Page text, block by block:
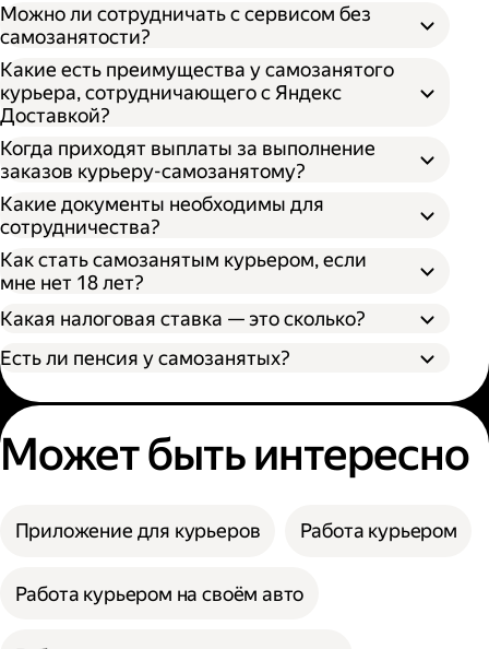
Можно ли сотрудничать с сервисом без
самозанятости?
Какие есть преимущества у самозанятого
курьера, сотрудничающего с Яндекс
Доставкой?
Когда приходят выплаты за выполнение
заказов курьеру-самозанятому?
Какие документы необходимы для
сотрудничества?
Как стать самозанятым курьером, если
мне нет 18 лет?
Какая налоговая ставка — это сколько?
Есть ли пенсия у самозанятых?
Может быть интересно
Приложение для курьеров Работа курьером
Работа курьером на своём авто